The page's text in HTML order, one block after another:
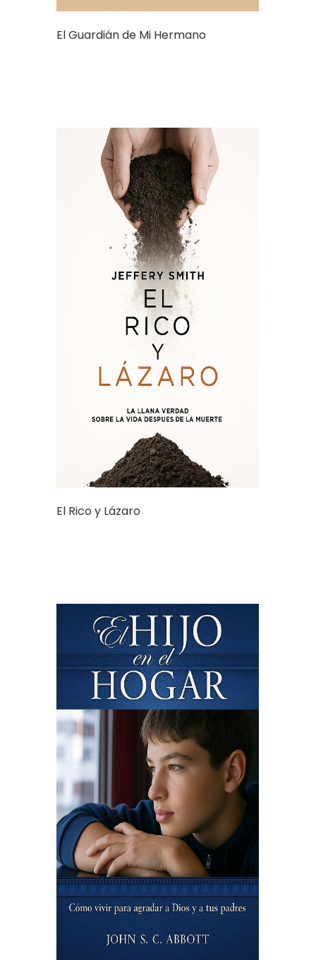
El Guardián de Mi Hermano
El Rico y Lázaro